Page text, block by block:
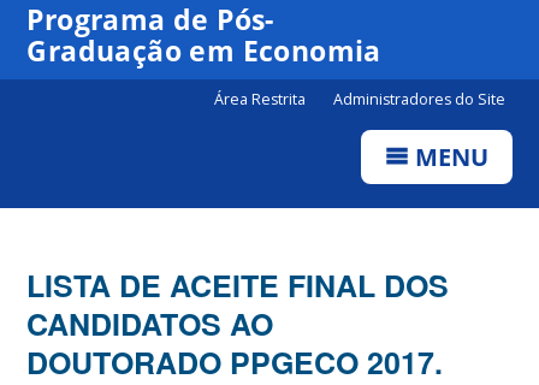
Programa de Pós-
Graduação em Economia
Área Restrita Administradores do Site
MENU
LISTA DE ACEITE FINAL DOS
CANDIDATOS AO
DOUTORADO PPGECO 2017.